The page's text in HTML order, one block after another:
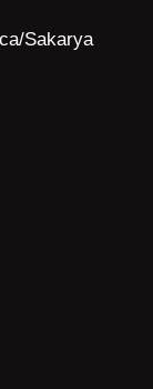
Sakarya